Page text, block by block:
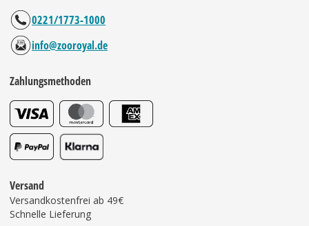
0221/1773-1000
info@zooroyal.de
Zahlungsmethoden
Versand
Versandkostenfrei ab 49€
Schnelle Lieferung